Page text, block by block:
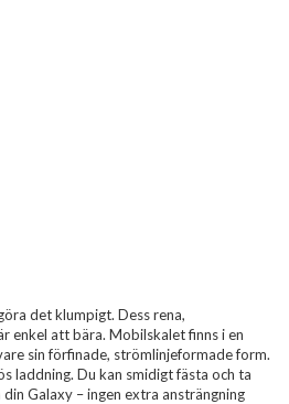
det klumpigt. Dess rena,
enkel att bära. Mobilskalet finns i en
sin förfinade, strömlinjeformade form.
laddning. Du kan smidigt fästa och ta
Galaxy – ingen extra ansträngning